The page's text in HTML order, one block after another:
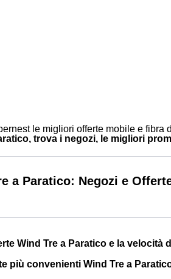
le migliori offerte mobile e fibra
trova i negozi, le migliori
a Paratico: Negozi e
Wind Tre a Paratico e la velocità
più convenienti Wind Tre a